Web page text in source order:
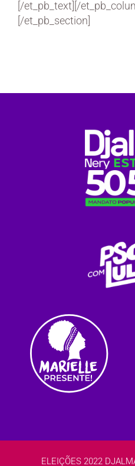
[/et_pb_text][/
[/et_pb_section]
ELEIÇÕES 2022